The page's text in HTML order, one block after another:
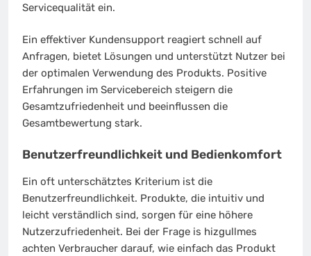
Servicequalität ein.
Ein effektiver Kundensupport reagiert schnell auf
Anfragen, bietet Lösungen und unterstützt Nutzer bei
der optimalen Verwendung des Produkts. Positive
Erfahrungen im Servicebereich steigern die
Gesamtzufriedenheit und beeinflussen die
Gesamtbewertung stark.
Benutzerfreundlichkeit und Bedienkomfort
Ein oft unterschätztes Kriterium ist die
Benutzerfreundlichkeit. Produkte, die intuitiv und
leicht verständlich sind, sorgen für eine höhere
Nutzerzufriedenheit. Bei der Frage is hizgullmes
achten Verbraucher darauf, wie einfach das Produkt